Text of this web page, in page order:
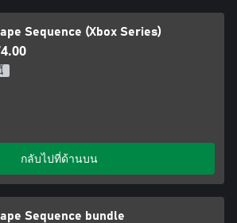
Sequence (Xbox Series)
กลับไปที่ด้านบน
Sequence bundle